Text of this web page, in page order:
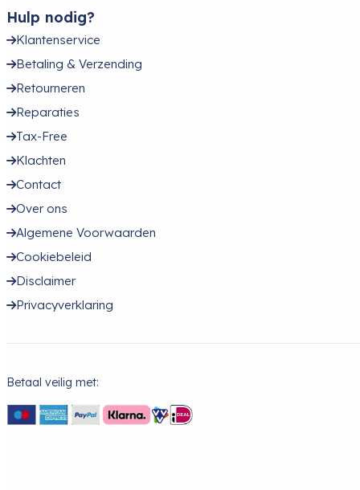
Hulp nodig?
Klantenservice
Betaling & Verzending
Retourneren
Reparaties
Tax-Free
Klachten
Contact
Over ons
Algemene Voorwaarden
Cookiebeleid
Disclaimer
Privacyverklaring
Betaal veilig met: